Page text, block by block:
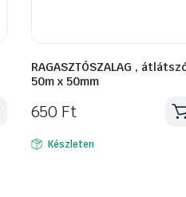
RAGASZTÓSZALAG ,
50m x 50mm
650 Ft
Készleten